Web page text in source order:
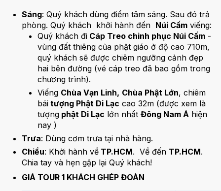
Sáng: Quý khách dùng điểm tâm sáng. Sau đó trả
phòng. Quý khách khởi hành đến Núi Cấm viếng:
Quý khách đi Cáp Treo chinh phục Núi Cấm -
vùng đất thiêng của phật giáo ở độ cao 710m,
quý khách sẽ được chiêm ngưỡng cảnh đẹp
hai bên đường (vé cáp treo đã bao gồm trong
chương trình).
Viếng Chùa Vạn Linh, Chùa Phật Lớn, chiêm
bái tượng Phật Di Lạc cao 32m (được xem là
tượng phật Di Lạc lớn nhất Đông Nam Á hiện
nay )
Trưa: Dùng cơm trưa tại nhà hàng.
Chiều: Khởi hành về TP.HCM. Về đến TP.HCM.
Chia tay và hẹn gặp lại Quý khách!
GIÁ TOUR 1 KHÁCH GHÉP ĐOÀN